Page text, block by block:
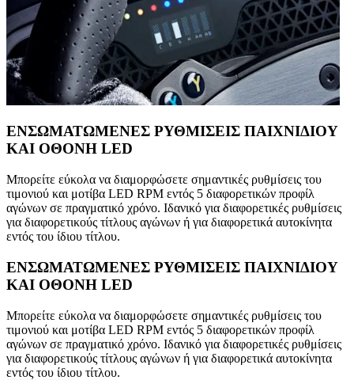
ΕΝΣΩΜΑΤΩΜΕΝΕΣ ΡΥΘΜΙΣΕΙΣ ΠΑΙΧΝΙΔΙΟΥ
ΚΑΙ ΟΘΟΝΗ LED
Μπορείτε εύκολα να διαμορφώσετε σημαντικές ρυθμίσεις του
τιμονιού και μοτίβα LED RPM εντός 5 διαφορετικών προφίλ
αγώνων σε πραγματικό χρόνο. Ιδανικό για διαφορετικές ρυθμίσεις
για διαφορετικούς τίτλους αγώνων ή για διαφορετικά αυτοκίνητα
εντός του ίδιου τίτλου.
ΕΝΣΩΜΑΤΩΜΕΝΕΣ ΡΥΘΜΙΣΕΙΣ ΠΑΙΧΝΙΔΙΟΥ
ΚΑΙ ΟΘΟΝΗ LED
Μπορείτε εύκολα να διαμορφώσετε σημαντικές ρυθμίσεις του
τιμονιού και μοτίβα LED RPM εντός 5 διαφορετικών προφίλ
αγώνων σε πραγματικό χρόνο. Ιδανικό για διαφορετικές ρυθμίσεις
για διαφορετικούς τίτλους αγώνων ή για διαφορετικά αυτοκίνητα
εντός του ίδιου τίτλου.